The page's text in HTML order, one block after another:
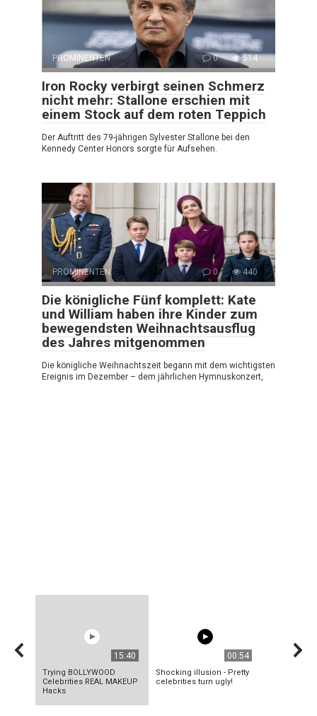
PROMINENTEN 0 514
Iron Rocky verbirgt seinen Schmerz
nicht mehr: Stallone erschien mit
einem Stock auf dem roten Teppich
Der Auftritt des 79-jährigen Sylvester Stallone bei den
Kennedy Center Honors sorgte für Aufsehen.
PROMINENTEN 0 440
Die königliche Fünf komplett: Kate
und William haben ihre Kinder zum
bewegendsten Weihnachtsausflug
des Jahres mitgenommen
Die königliche Weihnachtszeit begann mit dem wichtigsten
Ereignis im Dezember – dem jährlichen Hymnuskonzert,
15:40
Trying BOLLYWOOD
Celebrities REAL MAKEUP
Hacks
00:54
Shocking illusion - Pretty
celebrities turn ugly!